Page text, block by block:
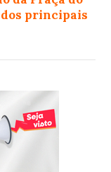
dos principais